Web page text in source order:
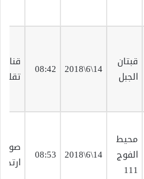
قبتان
الجبل
14\6\2018
08:42
قنابل
محيط
الفوج
111
14\6\2018
08:53